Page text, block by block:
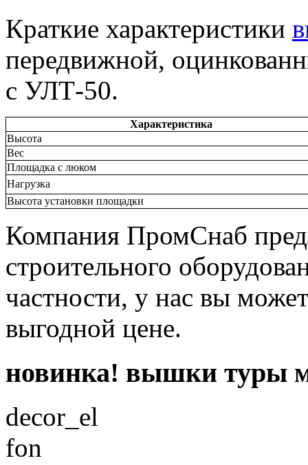
Краткие характеристики
передвижной,
с УЛТ-50.
Характеристика
Высота
Вес
Площадка с люком
Нагрузка
Высота установки площадки
Компания ПромСнаб
строительного
частности, у нас вы
выгодной цене.
новинка! вышки туры
decor_el
fon